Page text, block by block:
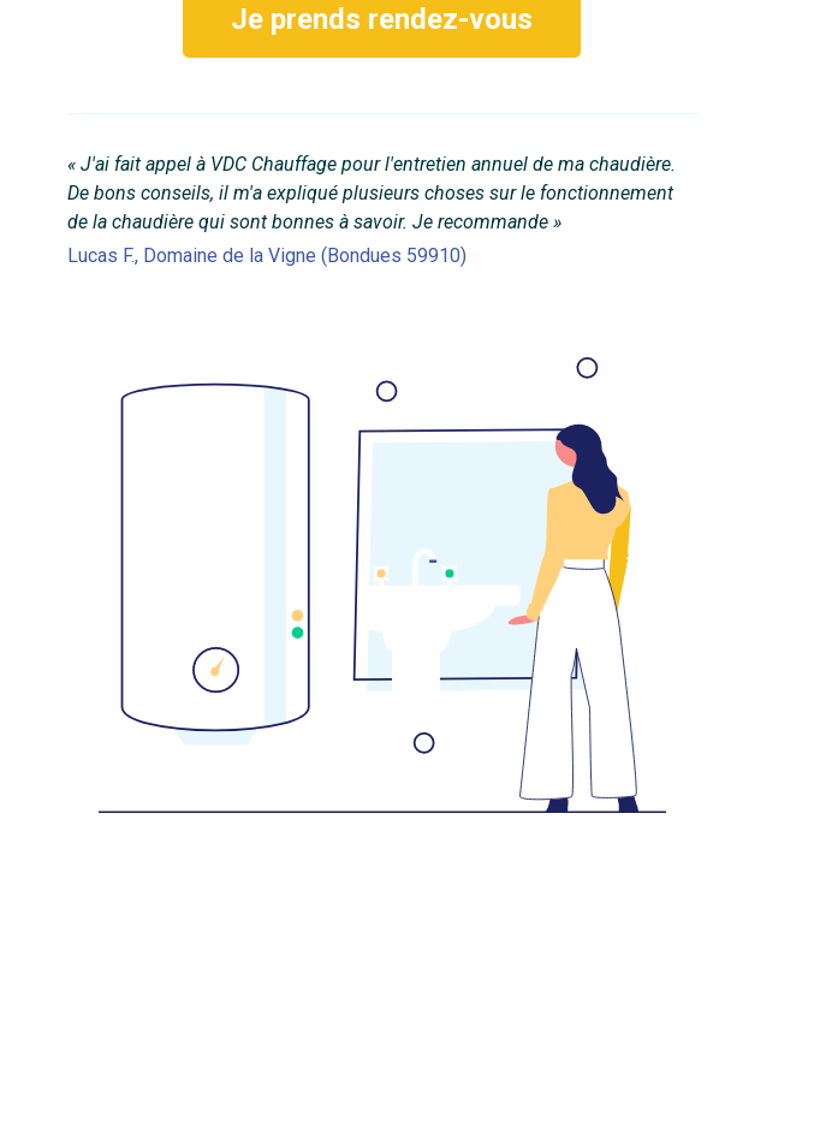
Je prends rendez-vous
« J'ai fait appel à VDC Chauffage pour l'entretien annuel de ma chaudière.
De bons conseils, il m'a expliqué plusieurs choses sur le fonctionnement
de la chaudière qui sont bonnes à savoir. Je recommande »
Lucas F., Domaine de la Vigne (Bondues 59910)